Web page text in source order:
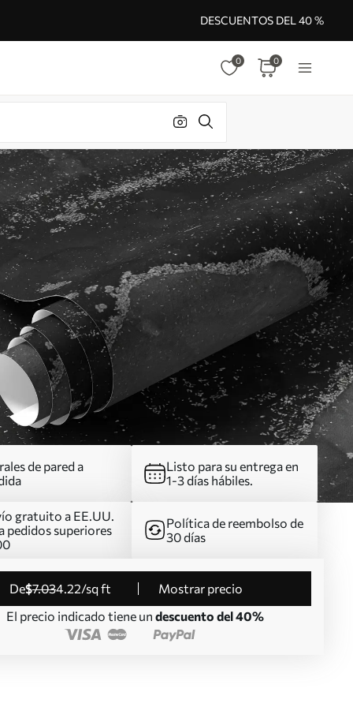
DESCUENTOS DEL 40 %
0 0
de pared a
Listo para su entrega en
1-3 días hábiles.
gratuito a EE.UU.
pedidos superiores
Política de reembolso de
30 días
de$7.034.22/sq ft
Mostrar precio
El precio indicado tiene un descuento del 40%